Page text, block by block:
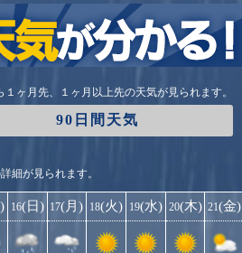
１ヶ月先、１ヶ月以上先の天気が見られます。
90日間天気
細が見られます。
16(日) 17(月) 18(火) 19(水) 20(木) 21(金)